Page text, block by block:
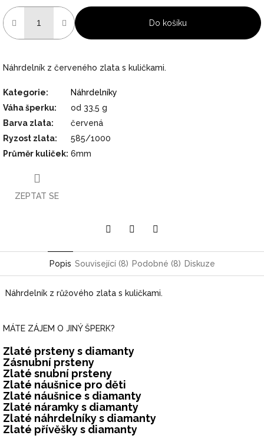
Do košíku
Náhrdelník z červeného zlata s kuličkami.
Kategorie:
Náhrdelníky
Váha šperku:
od 33,5 g
Barva zlata:
červená
Ryzost zlata:
585/1000
Průměr kuliček: 6mm
ZEPTAT SE
Popis Související (8) Podobné (8) Diskuze
Náhrdelník z růžového zlata s kuličkami.
MÁTE ZÁJEM O JINÝ ŠPERK?
Zlaté prsteny s diamanty
Zásnubní prsteny
Zlaté snubní prsteny
Zlaté náušnice pro děti
Zlaté náušnice s diamanty
Zlaté náramky s diamanty
Zlaté náhrdelníky s diamanty
Zlaté přívěšky s diamanty